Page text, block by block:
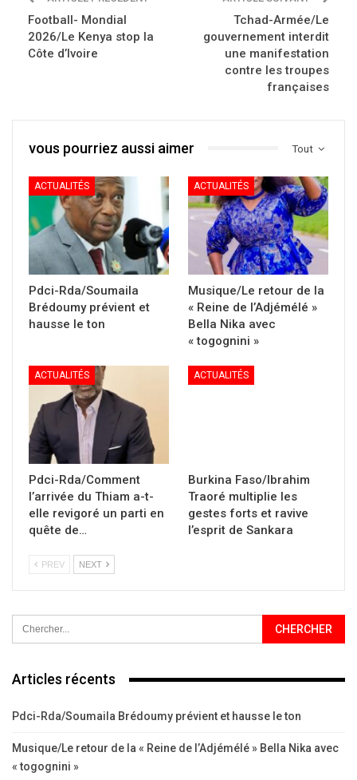
Football- Mondial
2026/Le Kenya stop la
Côte d’Ivoire
Tchad-Armée/Le
gouvernement interdit
une manifestation
contre les troupes
françaises
Tout
vous pourriez aussi aimer
ACTUALITÉS
Pdci-Rda/Soumaila
Brédoumy prévient et
hausse le ton
ACTUALITÉS
Musique/Le retour de la
« Reine de l’Adjémélé »
Bella Nika avec
« togognini »
ACTUALITÉS
Pdci-Rda/Comment
l’arrivée du Thiam a-t-
elle revigoré un parti en
quête de…
ACTUALITÉS
Burkina Faso/Ibrahim
Traoré multiplie les
gestes forts et ravive
l’esprit de Sankara
PREV NEXT
Articles récents
Pdci-Rda/Soumaila Brédoumy prévient et hausse le ton
Musique/Le retour de la « Reine de l’Adjémélé » Bella Nika avec
« togognini »